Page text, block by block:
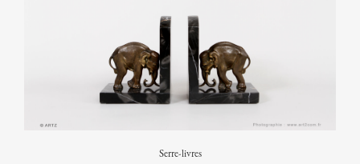
Serre-livres